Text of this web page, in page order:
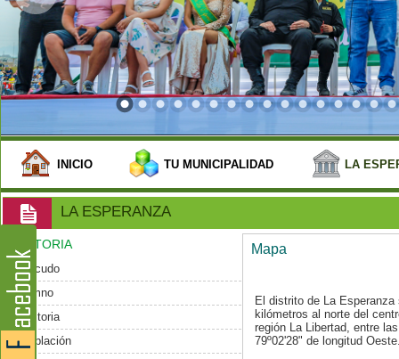
INICIO TU MUNICIPALIDAD LA
LA ESPERANZA
HISTORIA
Escudo
Himno
Historia
Población
Mapa
El distrito de La
kilómetros al norte del
región La Libertad, entre
79º02'28" de longitud